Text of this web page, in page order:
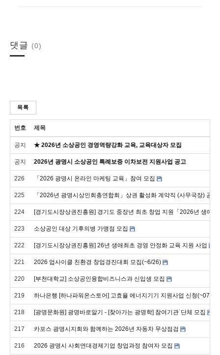
댓글 (0)
목록
번호 제목
공지 ★ 2026년 소상공인 경영역량강화 교육, 교육대상자 모집
공지 2026년 광명시 소상공인 특례보증 이차보전 지원사업 공고
226 「2026 광명시 온라인 마케팅 교육」참여 모집
225 「2026년 광명시상인회총연합회」상권 활성화 계약직 (사무국장) 공개
224 [경기도시장상권진흥원] 경기도 중장년 최초 창업 지원「2026년 생애
223 소상공인 대상 기후의병 가맹점 모집
222 [경기도시장상권진흥원] 26년 생애최초 경영 안정화 교육 지원 사업
221 2026 업사이클 친환경 창업경진대회 모집(~6/26)
220 [부천대학교] 소상공인융합비즈니스과 신입생 모집
219 하나은행 [하나파워온스토어] 고효율 에너지기기 지원사업 신청(~07.02)
218 [광명문화원] 광명바로알기 - [찾아가는 광명학] 참여기관˙단체 모집
217 카포스 광명시지회와 함께하는 2026년 자동차 무상점검
216 2026 광명시 사회연대경제기업 창업과정 참여자 모집